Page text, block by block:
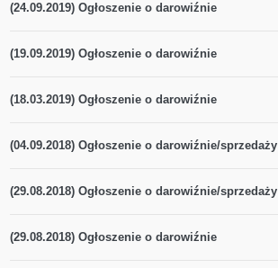
(24.09.2019) Ogłoszenie o darowiźnie
(19.09.2019) Ogłoszenie o darowiźnie
(18.03.2019) Ogłoszenie o darowiźnie
(04.09.2018) Ogłoszenie o darowiźnie/sprzedaży
(29.08.2018) Ogłoszenie o darowiźnie/sprzedaży
(29.08.2018) Ogłoszenie o darowiźnie